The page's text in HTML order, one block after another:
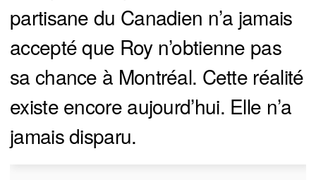
partisane du Canadien n’a jamais
accepté que Roy n’obtienne pas
sa chance à Montréal. Cette réalité
existe encore aujourd’hui. Elle n’a
jamais disparu.